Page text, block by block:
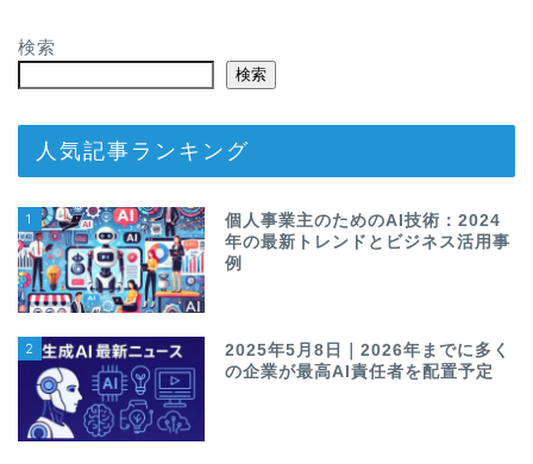
検索
検索
人気記事ランキング
1
個人事業主のためのAI技術：2024
年の最新トレンドとビジネス活用事
例
2
2025年5月8日｜2026年までに多く
の企業が最高AI責任者を配置予定